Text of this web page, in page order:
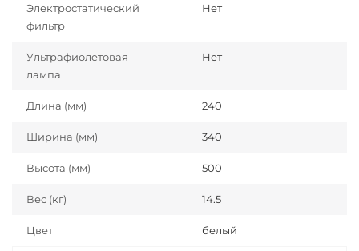
Электростатический
фильтр
Нет
Ультрафиолетовая
лампа
Нет
Длина (мм) 240
Ширина (мм) 340
Высота (мм) 500
Вес (кг) 14.5
Цвет белый